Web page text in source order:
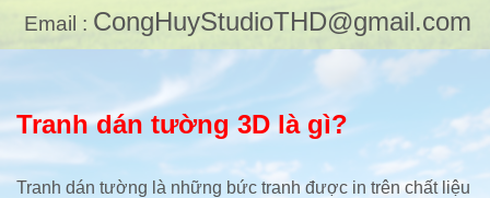
Email : CongHuyStudioTHD@gmail.com
Tranh dán tường 3D là gì?
Tranh dán tường là những bức tranh được in trên chất liệu